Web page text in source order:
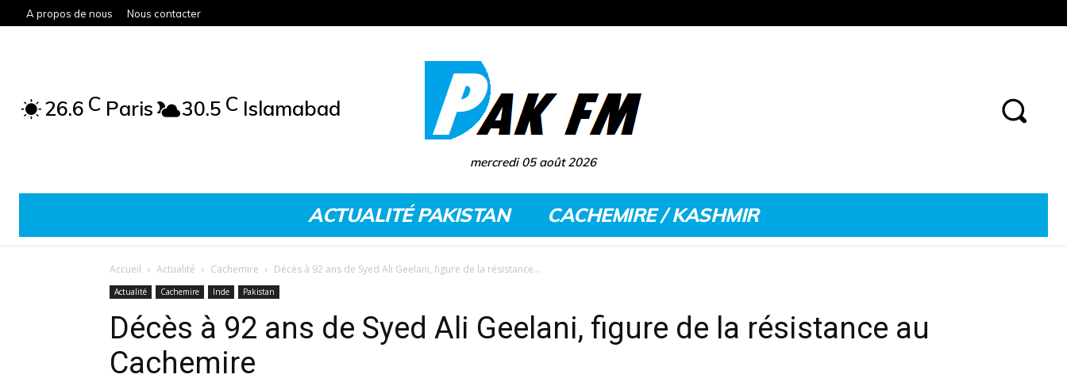
A propos de nous Nous contacter
26.6 C Paris 30.5 C Islamabad
mercredi 05 août 2026
ACTUALITÉ PAKISTAN CACHEMIRE / KASHMIR
Accueil Actualité Cachemire Décès à 92 ans de Syed Ali Geelani, figure de la résistance...
Actualité Cachemire Inde Pakistan
Décès à 92 ans de Syed Ali Geelani, figure de la résistance au
Cachemire